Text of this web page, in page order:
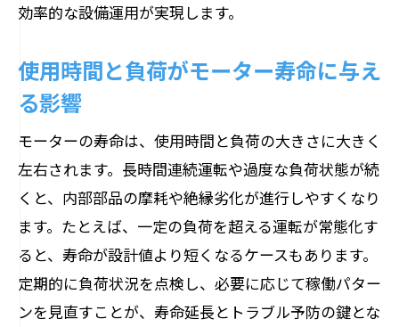
効率的な設備運用が実現します。
使用時間と負荷がモーター寿命に与え
る影響
モーターの寿命は、使用時間と負荷の大きさに大きく
左右されます。長時間連続運転や過度な負荷状態が続
くと、内部部品の摩耗や絶縁劣化が進行しやすくなり
ます。たとえば、一定の負荷を超える運転が常態化す
ると、寿命が設計値より短くなるケースもあります。
定期的に負荷状況を点検し、必要に応じて稼働パター
ンを見直すことが、寿命延長とトラブル予防の鍵とな